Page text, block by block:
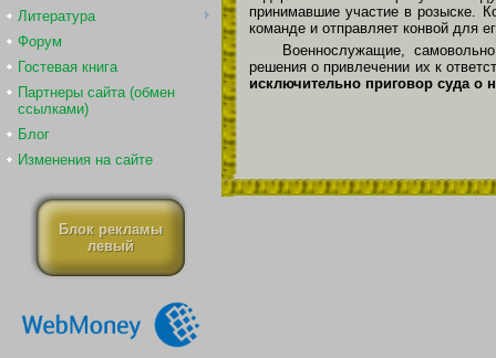
Литература
Форум
Гостевая книга
Партнеры сайта (обмен
ссылками)
Блог
Изменения на сайте
Блок рекламы
левый
принимавшие участие в розыске.
команде и отправляет конвой для
Военнослужащие,
решения о привлечении их к
исключительно приговор суда о